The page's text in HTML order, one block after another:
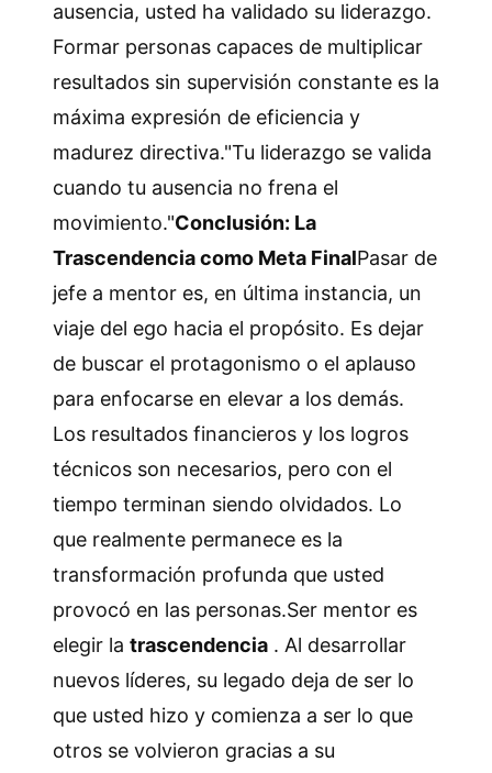
ausencia, usted ha validado su liderazgo.
Formar personas capaces de multiplicar
resultados sin supervisión constante es la
máxima expresión de eficiencia y
madurez directiva."Tu liderazgo se valida
cuando tu ausencia no frena el
movimiento."Conclusión: La
Trascendencia como Meta FinalPasar de
jefe a mentor es, en última instancia, un
viaje del ego hacia el propósito. Es dejar
de buscar el protagonismo o el aplauso
para enfocarse en elevar a los demás.
Los resultados financieros y los logros
técnicos son necesarios, pero con el
tiempo terminan siendo olvidados. Lo
que realmente permanece es la
transformación profunda que usted
provocó en las personas.Ser mentor es
elegir la trascendencia . Al desarrollar
nuevos líderes, su legado deja de ser lo
que usted hizo y comienza a ser lo que
otros se volvieron gracias a su